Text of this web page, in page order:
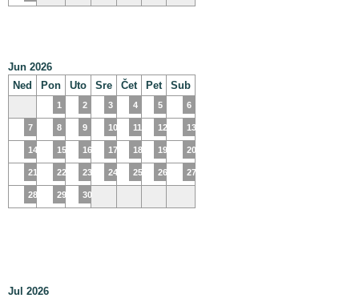
Jun 2026
Ned
Pon Uto Sre Čet Pet Sub
1 2 3 4 5 6
7 8 9 10 11 12 13
14 15 16 17 18 19 20
21 22 23 24 25 26 27
28 29 30
Jul 2026